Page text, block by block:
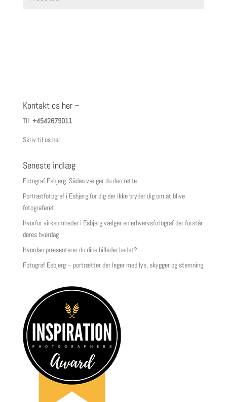
Kontakt os her –
Tlf. +4542679011
Skriv til os her
Seneste indlæg
Fotograf Esbjerg: Sådan vælger du den rette
Portrætfotograf i Esbjerg for dig der ikke bryder dig om at blive
fotograferet
Hvorfor virksomheder i Esbjerg vælger en erhvervsfotograf der forstår
deres hverdag
Hvordan præsenterer du dine billeder bedst?
Fotograf Esbjerg – portrætter der leger med lys, skygger og stemning